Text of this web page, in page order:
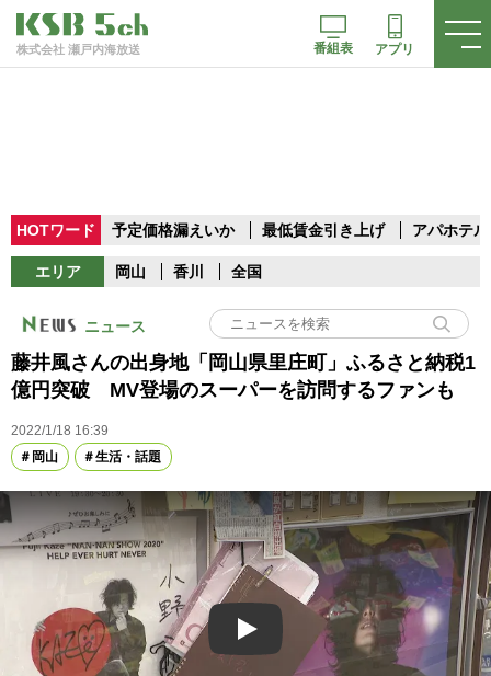
株式会社 瀬戸内海放送 番組表 アプリ
HOTワード 予定価格漏えいか 最低賃金引き上げ アパホテル
エリア 岡山 香川 全国
ニュース
藤井風さんの出身地「岡山県里庄町」ふるさと納税1
億円突破 MV登場のスーパーを訪問するファンも
2022/1/18 16:39
岡山
生活・話題
Play